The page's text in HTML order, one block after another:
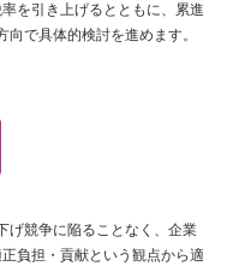
を引き上げるとともに、累進
で具体的検討を進めます。
げ競争に陥ることなく、企業
負担・貢献という観点から適